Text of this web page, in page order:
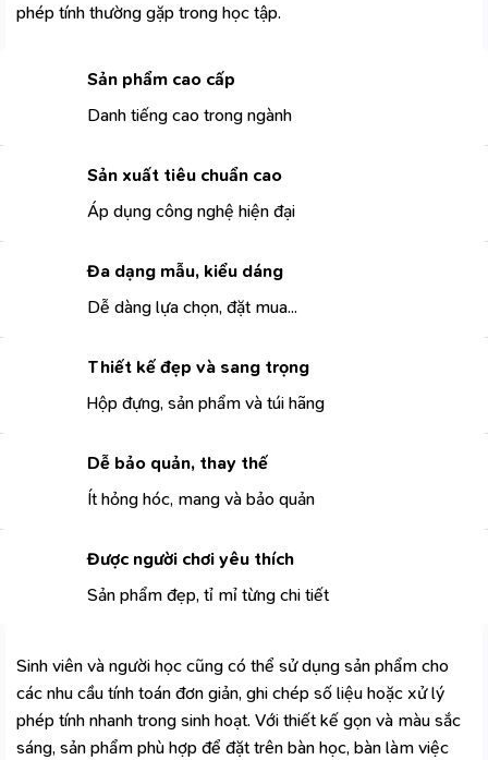
phép tính thường gặp trong học tập.
Sản phẩm cao cấp
Danh tiếng cao trong ngành
Sản xuất tiêu chuẩn cao
Áp dụng công nghệ hiện đại
Đa dạng mẫu, kiểu dáng
Dễ dàng lựa chọn, đặt mua...
Thiết kế đẹp và sang trọng
Hộp đựng, sản phẩm và túi hãng
Dễ bảo quản, thay thế
Ít hỏng hóc, mang và bảo quản
Được người chơi yêu thích
Sản phẩm đẹp, tỉ mỉ từng chi tiết
Sinh viên và người học cũng có thể sử dụng sản phẩm cho
các nhu cầu tính toán đơn giản, ghi chép số liệu hoặc xử lý
phép tính nhanh trong sinh hoạt. Với thiết kế gọn và màu sắc
sáng, sản phẩm phù hợp để đặt trên bàn học, bàn làm việc